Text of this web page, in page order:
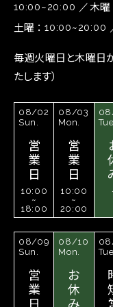
10:00~20:00 木曜
土曜 10:00~20:00
毎週火曜日と木曜日
たします）
08/02
Sun.
営
業
日
10:00
~
18:00
08/03
Mon.
営
業
日
10:00
~
20:00
08/09
Sun.
営
業
日
08/10
Mon.
お
休
み